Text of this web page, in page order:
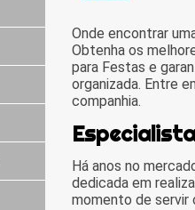
Onde encontrar
Obtenha os
para Festas e
organizada. Entre
companhia.
Há anos no
dedicada em
momento de servir